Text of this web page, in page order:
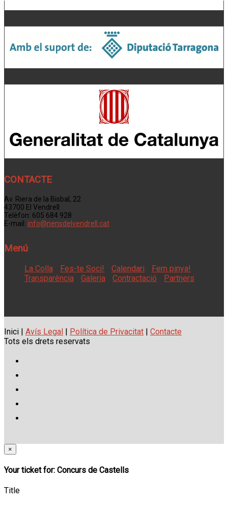
CONTACTE
Av. Riera de la Bisbal, 22
43700 El Vendrell
Telèfon: 605 684 928
E-mail: info@nensdelvendrell.cat
Menú
La Colla Fes-te Soci! Calendari
Fem pinya!
Transparència
Galeria Contractació Partners
Inici | Avís Legal | Política de Privacitat | Contacte
Tots els drets reservats
×
Your ticket for: Concurs de Castells
Title